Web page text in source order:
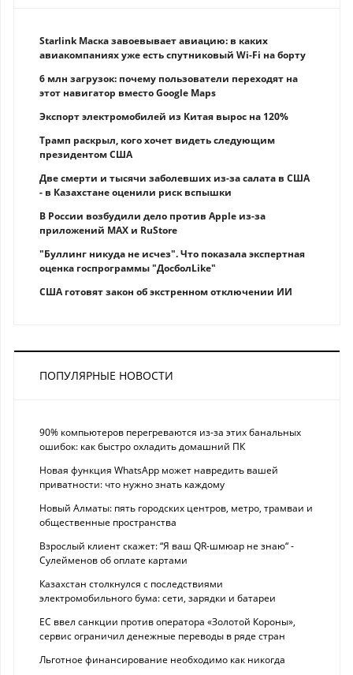
Starlink Маска завоевывает авиацию: в каких
авиакомпаниях уже есть спутниковый Wi-Fi на борту
6 млн загрузок: почему пользователи переходят на
этот навигатор вместо Google Maps
Экспорт электромобилей из Китая вырос на 120%
Трамп раскрыл, кого хочет видеть следующим
президентом США
Две смерти и тысячи заболевших из-за салата в США
- в Казахстане оценили риск вспышки
В России возбудили дело против Apple из-за
приложений MAX и RuStore
"Буллинг никуда не исчез". Что показала экспертная
оценка госпрограммы "ДосболLike"
США готовят закон об экстренном отключении ИИ
ПОПУЛЯРНЫЕ НОВОСТИ
90% компьютеров перегреваются из-за этих банальных
ошибок: как быстро охладить домашний ПК
Новая функция WhatsApp может навредить вашей
приватности: что нужно знать каждому
Новый Алматы: пять городских центров, метро, трамваи и
общественные пространства
Взрослый клиент скажет: “Я ваш QR-шмюар не знаю“ -
Сулейменов об оплате картами
Казахстан столкнулся с последствиями
электромобильного бума: сети, зарядки и батареи
ЕС ввел санкции против оператора «Золотой Короны»,
сервис ограничил денежные переводы в ряде стран
Льготное финансирование необходимо как никогда